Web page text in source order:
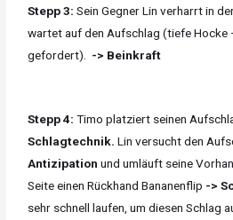
Stepp 3:Sein Gegner Lin verharrt in
wartet auf den Aufschlag (tiefe Hocke
gefordert). -> Beinkraft
Stepp 4:Timo platziert seinen
Schlagtechnik. Lin versucht den
Antizipation und umläuft seine
Seite einen Rückhand Bananenflip ->
sehr schnell laufen, um diesen Schlag